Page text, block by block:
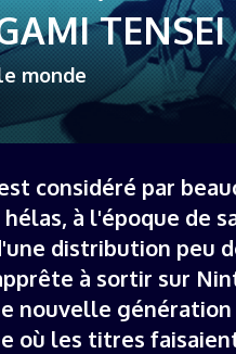
monde
considéré par
à l'époque de
distribution peu
à sortir sur
nouvelle
où les titres